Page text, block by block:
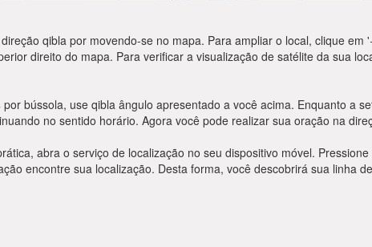
qibla por movendo-se no mapa. Para ampliar o local, clique
direito do mapa. Para verificar a visualização de satélite da sua
por bússola, use qibla ângulo apresentado a você acima. Enquanto a
no sentido horário. Agora você pode realizar sua oração na
abra o serviço de localização no seu dispositivo móvel.
encontre sua localização. Desta forma, você descobrirá sua linha